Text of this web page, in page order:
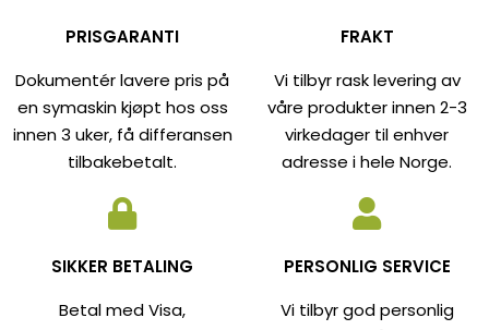
PRISGARANTI
Dokumentér lavere pris på
en symaskin kjøpt hos oss
innen 3 uker, få differansen
tilbakebetalt.
FRAKT
Vi tilbyr rask levering av
våre produkter innen 2-3
virkedager til enhver
adresse i hele Norge.
SIKKER BETALING
Betal med Visa,
PERSONLIG SERVICE
Vi tilbyr god personlig